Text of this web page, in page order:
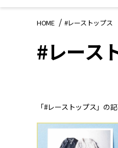
HOME #レーストップス
#レース
「#レーストップス」の